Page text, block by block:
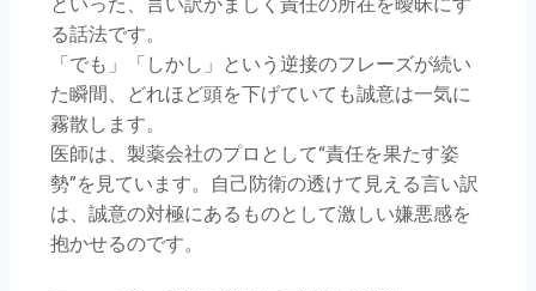
る話法です。
「でも」「しかし」という逆接のフレーズが続い
た瞬間、どれほど頭を下げていても誠意は一気に
霧散します。
医師は、製薬会社のプロとして“責任を果たす姿
勢”を見ています。自己防衛の透けて見える言い訳
は、誠意の対極にあるものとして激しい嫌悪感を
抱かせるのです。